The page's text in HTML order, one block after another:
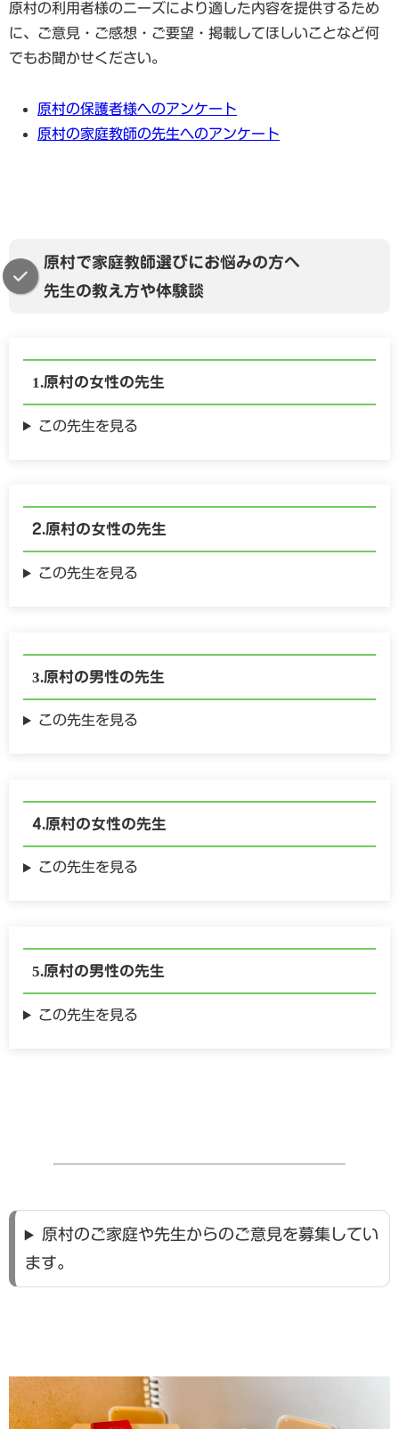
原村の利用者様のニーズにより適した内容を提供するため
に、ご意見・ご感想・ご要望・掲載してほしいことなど何
でもお聞かせください。
原村の保護者様へのアンケート
原村の家庭教師の先生へのアンケート
原村で家庭教師選びにお悩みの方へ
先生の教え方や体験談
原村の女性の先生
この先生を見る
原村の女性の先生
この先生を見る
原村の男性の先生
この先生を見る
原村の女性の先生
この先生を見る
原村の男性の先生
この先生を見る
原村のご家庭や先生からのご意見を募集してい
ます。